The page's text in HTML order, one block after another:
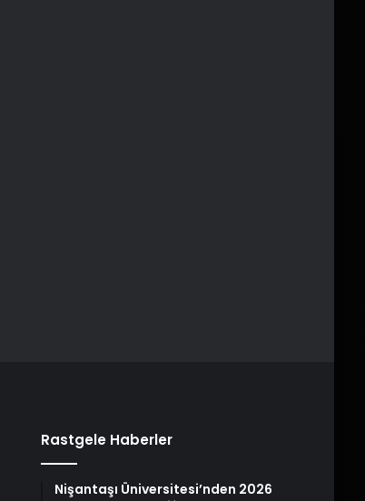
Rastgele Haberler
Nişantaşı Üniversitesi’nden 2026